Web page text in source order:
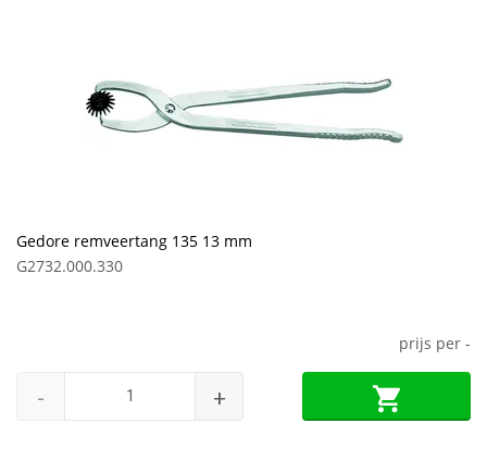
Gedore remveertang 135 13 mm
G2732.000.330
prijs per -
- +